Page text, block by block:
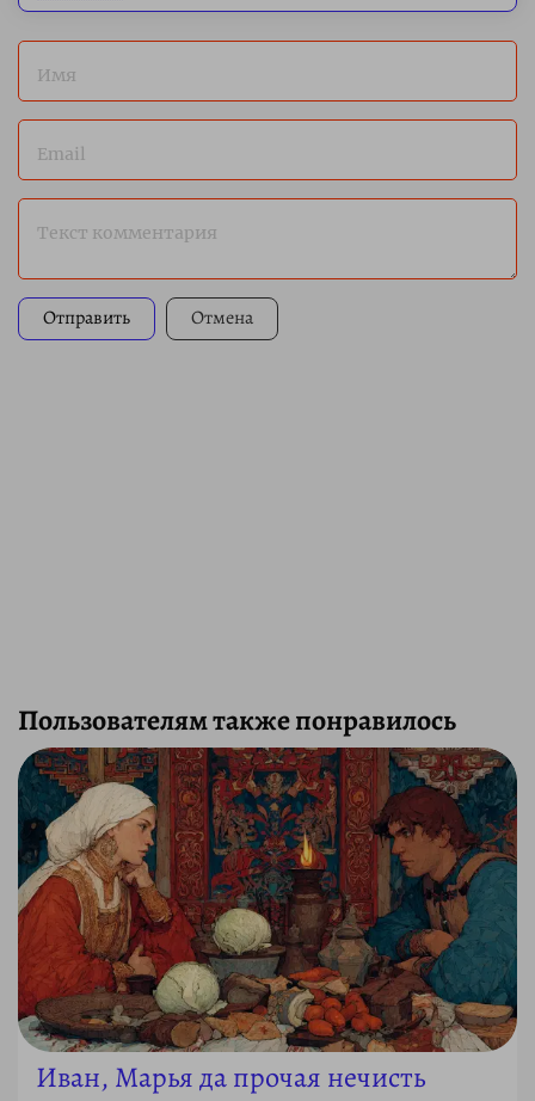
Имя
Email
Текст комментария
Отправить Отмена
Пользователям также понравилось
Иван, Марья да прочая нечисть